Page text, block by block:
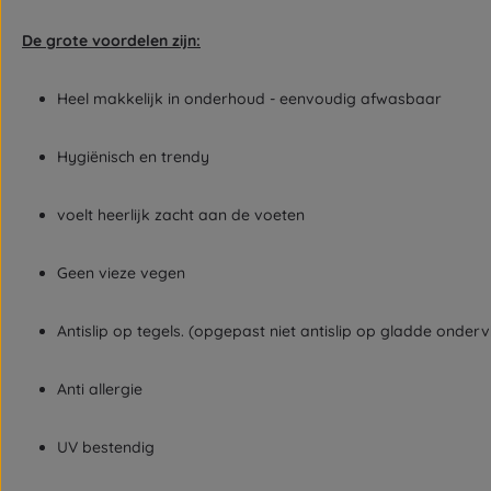
De grote voordelen zijn:
Heel makkelijk in onderhoud - eenvoudig afwasbaar
Hygiënisch en trendy
voelt heerlijk zacht aan de voeten
Geen vieze vegen
Antislip op tegels. (opgepast niet antislip op gladde
Anti allergie
UV bestendig